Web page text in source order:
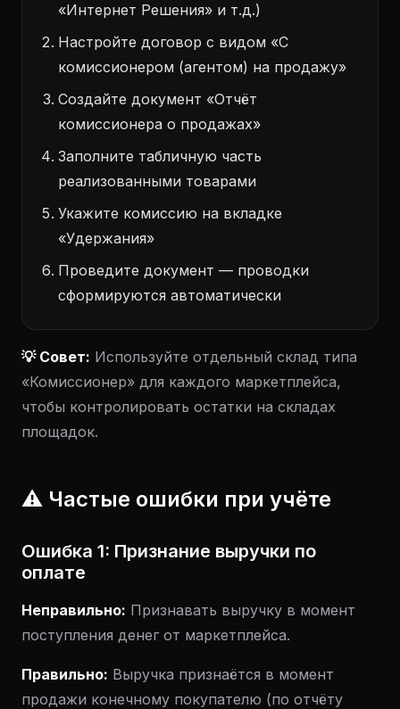
«Интернет Решения» и т.д.)
Настройте договор с видом «С
комиссионером (агентом) на продажу»
Создайте документ «Отчёт
комиссионера о продажах»
Заполните табличную часть
реализованными товарами
Укажите комиссию на вкладке
«Удержания»
Проведите документ — проводки
сформируются автоматически
💡 Совет: Используйте отдельный склад типа
«Комиссионер» для каждого маркетплейса,
чтобы контролировать остатки на складах
площадок.
⚠️ Частые ошибки при учёте
Ошибка 1: Признание выручки по
оплате
Неправильно: Признавать выручку в момент
поступления денег от маркетплейса.
Правильно: Выручка признаётся в момент
продажи конечному покупателю (по отчёту